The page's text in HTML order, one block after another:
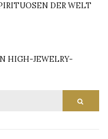
DER WELT
HIGH-JEWELRY-